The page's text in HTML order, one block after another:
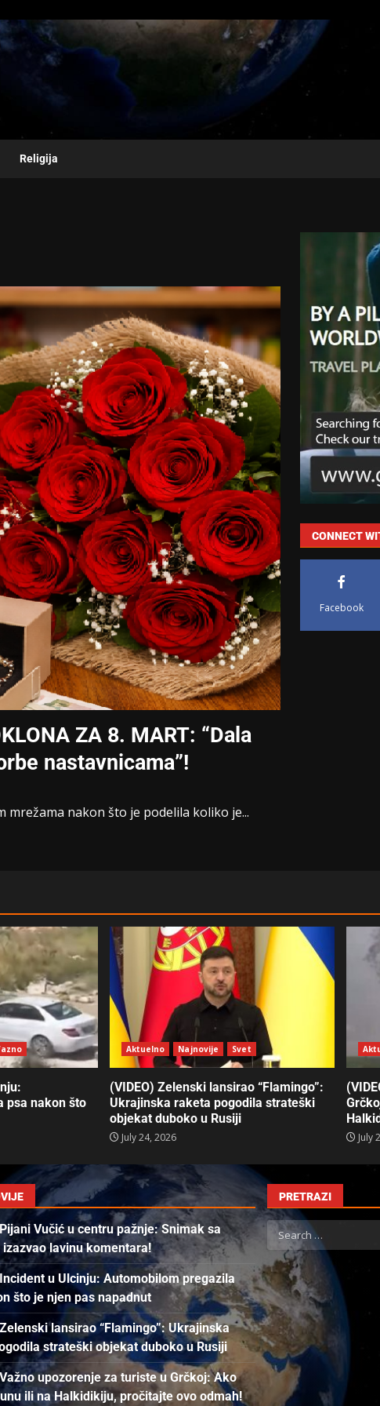
Religija
ZA 8. MART: “Dala
nastavnicama”!
mrežama nakon što je podelila koliko je...
CONNECT
Facebook
psa nakon što
Aktuelno Najnovije Svet
(VIDEO) Zelenski lansirao “Flamingo”:
Ukrajinska raketa pogodila strateški
objekat duboko u Rusiji
July 24, 2026 July
Vučić u centru pažnje: Snimak sa
lavinu komentara!
u Ulcinju: Automobilom pregazila
što je njen pas napadnut
lansirao “Flamingo”: Ukrajinska
strateški objekat duboko u Rusiji
upozorenje za turiste u Grčkoj: Ako
ili na Halkidikiju, pročitajte ovo odmah!
PRETRAZI